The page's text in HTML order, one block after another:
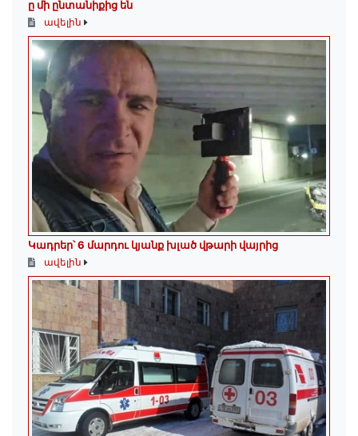
ը մի ընտանիքից են
ավելին
Կադրեր՝ 6 մարդու կյանք խլած վթարի վայրից
ավելին